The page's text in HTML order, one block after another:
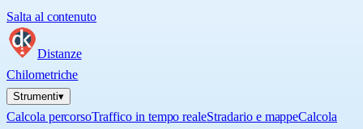
Salta al contenuto
Distanze
Chilometriche
Strumenti▾
Calcola percorsoTraffico in tempo realeStradario e mappeCalcola